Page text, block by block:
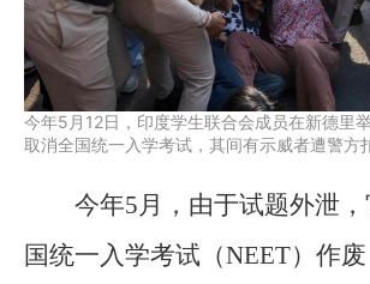
今年5月12日，印度学生联合会成员在新德里
取消全国统一入学考试，其间有示威者遭警方
今年5月，由于试题外泄
国统一入学考试（NEET）作